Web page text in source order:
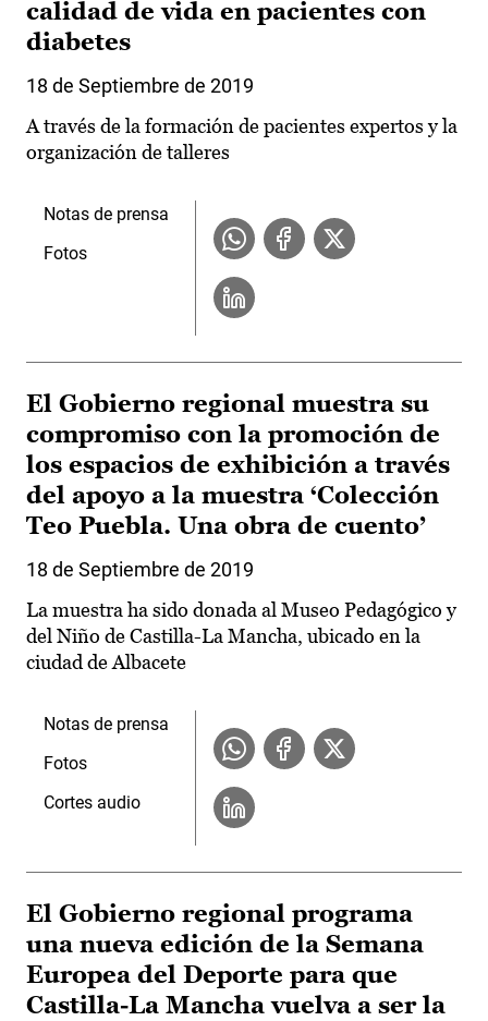
calidad de vida en pacientes con
diabetes
18 de Septiembre de 2019
A través de la formación de pacientes expertos y la
organización de talleres
Notas de prensa
Fotos
El Gobierno regional muestra su
compromiso con la promoción de
los espacios de exhibición a través
del apoyo a la muestra ‘Colección
Teo Puebla. Una obra de cuento’
18 de Septiembre de 2019
La muestra ha sido donada al Museo Pedagógico y
del Niño de Castilla-La Mancha, ubicado en la
ciudad de Albacete
Notas de prensa
Fotos
Cortes audio
El Gobierno regional programa
una nueva edición de la Semana
Europea del Deporte para que
Castilla-La Mancha vuelva a ser la